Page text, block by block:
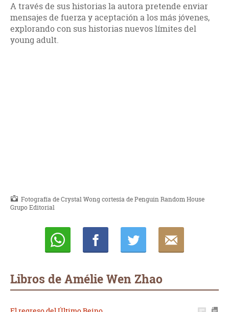
A través de sus historias la autorapretende enviar
mensajes de fuerza y aceptación a los más jóvenes,
explorando con sus historias nuevos límites del
young adult.
Fotografía de Crystal Wong cortesía de Penguin Random House
Grupo Editorial
Libros de Amélie Wen Zhao